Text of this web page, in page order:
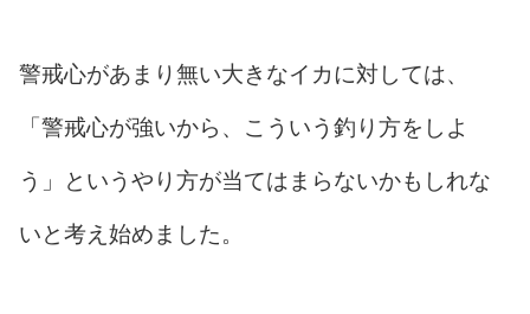
警戒心があまり無い大きなイカに対しては、
「警戒心が強いから、こういう釣り方をしよ
う」というやり方が当てはまらないかもしれな
いと考え始めました。